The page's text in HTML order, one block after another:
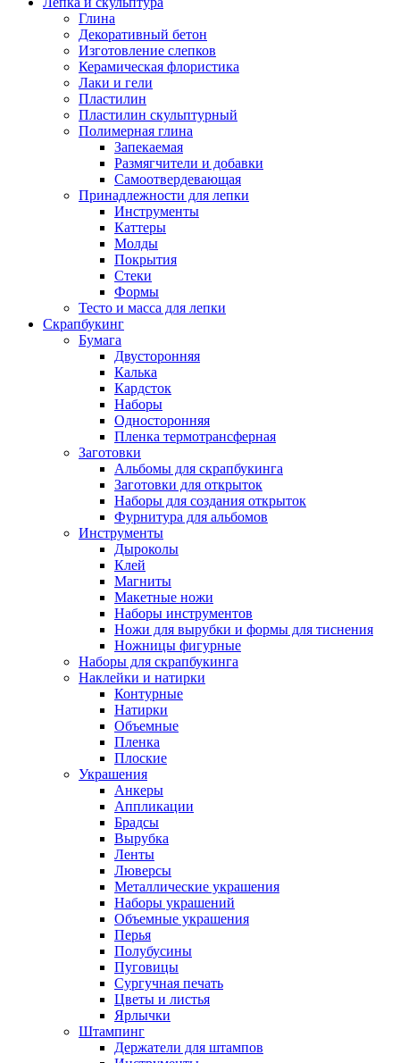
Глина
Декоративный бетон
Изготовление слепков
Керамическая флористика
Лаки и гели
Пластилин
Пластилин скульптурный
Полимерная глина
Запекаемая
Размягчители и добавки
Самоотвердевающая
Принадлежности для лепки
Инструменты
Каттеры
Молды
Покрытия
Стеки
Формы
Тесто и масса для лепки
Скрапбукинг
Бумага
Двусторонняя
Калька
Кардсток
Наборы
Односторонняя
Пленка термотрансферная
Заготовки
Альбомы для скрапбукинга
Заготовки для открыток
Наборы для создания открыток
Фурнитура для альбомов
Инструменты
Дыроколы
Клей
Магниты
Макетные ножи
Наборы инструментов
Ножи для вырубки и формы для тиснения
Ножницы фигурные
Наборы для скрапбукинга
Наклейки и натирки
Контурные
Натирки
Объемные
Пленка
Плоские
Украшения
Анкеры
Аппликации
Брадсы
Вырубка
Ленты
Люверсы
Металлические украшения
Наборы украшений
Объемные украшения
Перья
Полубусины
Пуговицы
Сургучная печать
Цветы и листья
Ярлычки
Штампинг
Держатели для штампов